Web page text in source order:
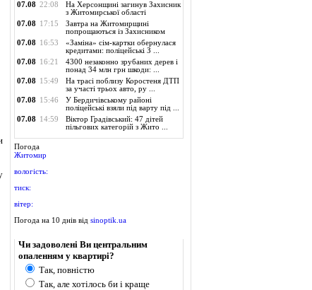
07.08 22:08
На Херсонщині загинув Захисник
з Житомирської області
07.08 17:15
Завтра на Житомирщині
попрощаються із Захисником
07.08 16:53
«Заміна» сім-картки обернулася
кредитами: поліцейські З ...
07.08 16:21
4300 незаконно зрубаних дерев і
понад 34 млн грн шкоди: ...
07.08 15:49
На трасі поблизу Коростеня ДТП
за участі трьох авто, ру ...
07.08 15:46
У Бердичівському районі
поліцейські взяли під варту під ...
07.08 14:59
Віктор Градівський: 47 дітей
пільгових категорій з Жито ...
Погода
Житомир
вологість:
тиск:
вітер:
Погода на 10 днів від sinoptik.ua
Чи задоволені Ви центральним
опаленням у квартирі?
Так, повністю
Так, але хотілось би і краще